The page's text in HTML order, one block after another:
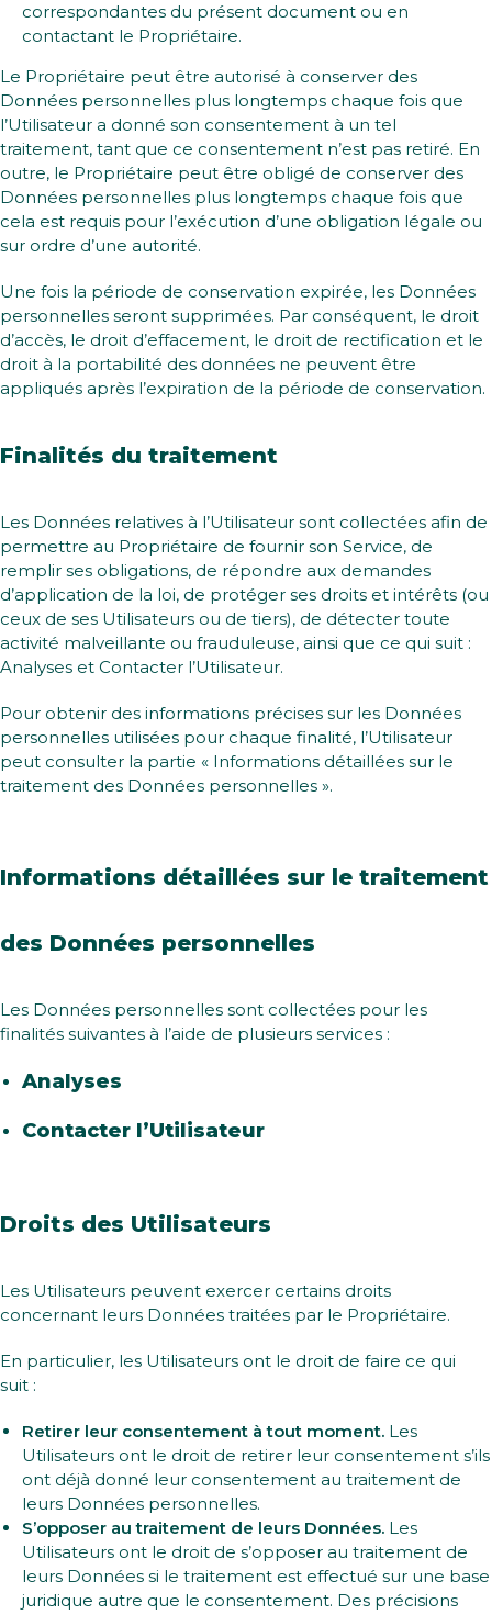
correspondantes du présent document ou en
contactant le Propriétaire.
Le Propriétaire peut être autorisé à conserver des
Données personnelles plus longtemps chaque fois que
l’Utilisateur a donné son consentement à un tel
traitement, tant que ce consentement n’est pas retiré. En
outre, le Propriétaire peut être obligé de conserver des
Données personnelles plus longtemps chaque fois que
cela est requis pour l’exécution d’une obligation légale ou
sur ordre d’une autorité.
Une fois la période de conservation expirée, les Données
personnelles seront supprimées. Par conséquent, le droit
d’accès, le droit d’effacement, le droit de rectification et le
droit à la portabilité des données ne peuvent être
appliqués après l’expiration de la période de conservation.
Finalités du traitement
Les Données relatives à l’Utilisateur sont collectées afin de
permettre au Propriétaire de fournir son Service, de
remplir ses obligations, de répondre aux demandes
d’application de la loi, de protéger ses droits et intérêts (ou
ceux de ses Utilisateurs ou de tiers), de détecter toute
activité malveillante ou frauduleuse, ainsi que ce qui suit :
Analyses et Contacter l’Utilisateur.
Pour obtenir des informations précises sur les Données
personnelles utilisées pour chaque finalité, l’Utilisateur
peut consulter la partie « Informations détaillées sur le
traitement des Données personnelles ».
Informations détaillées sur le traitement
des Données personnelles
Les Données personnelles sont collectées pour les
finalités suivantes à l’aide de plusieurs services :
Analyses
Contacter l’Utilisateur
Droits des Utilisateurs
Les Utilisateurs peuvent exercer certains droits
concernant leurs Données traitées par le Propriétaire.
En particulier, les Utilisateurs ont le droit de faire ce qui
suit :
Retirer leur consentement à tout moment. Les
Utilisateurs ont le droit de retirer leur consentement s’ils
ont déjà donné leur consentement au traitement de
leurs Données personnelles.
S’opposer au traitement de leurs Données. Les
Utilisateurs ont le droit de s’opposer au traitement de
leurs Données si le traitement est effectué sur une base
juridique autre que le consentement. Des précisions